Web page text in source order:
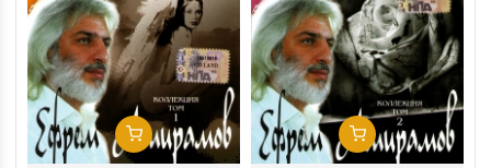
Добавить В Корзину Добавить В Корзину